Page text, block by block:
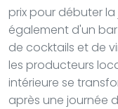
prix pour débuter
également d'un
de cocktails et de
les producteurs
intérieure se
après une journée